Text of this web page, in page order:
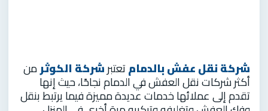
شركة نقل عفش بالدمامتعتبرشركة الكوثرمن
أكثر شركات نقل العفش في الدمام نجاحًا، حيث إنها
تقدم إلى عملائها خدمات عديدة مميزة فيما يرتبط بنقل